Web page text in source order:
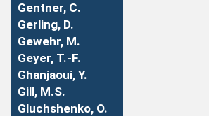
Gentner, C.
Gerling, D.
Gewehr, M.
Geyer, T.-F.
Ghanjaoui, Y.
Gill, M.S.
Gluchshenko, O.